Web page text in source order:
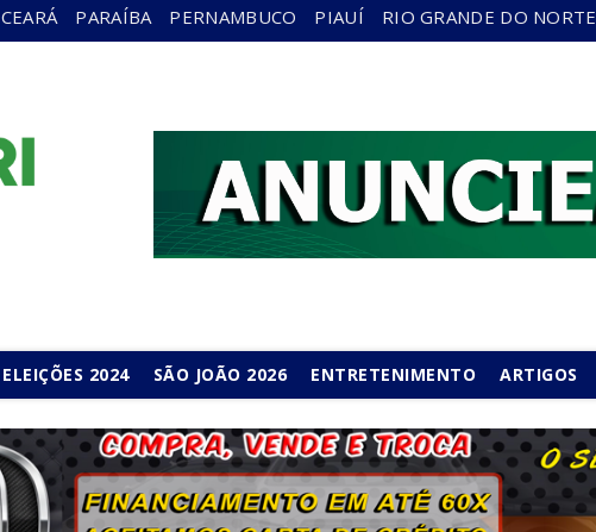
CEARÁ PARAÍBA PERNAMBUCO PIAUÍ RIO GRANDE DO NORTE
ELEIÇÕES 2024 SÃO JOÃO 2026 ENTRETENIMENTO ARTIGOS